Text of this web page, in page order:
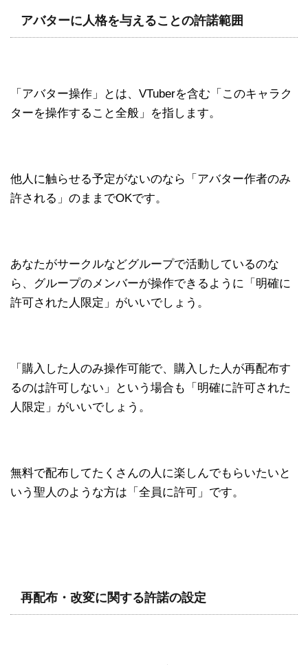
アバターに人格を与えることの許諾範囲
「アバター操作」とは、VTuberを含む「このキャラク
ターを操作すること全般」を指します。
他人に触らせる予定がないのなら「アバター作者のみ
許される」のままでOKです。
あなたがサークルなどグループで活動しているのな
ら、グループのメンバーが操作できるように「明確に
許可された人限定」がいいでしょう。
「購入した人のみ操作可能で、購入した人が再配布す
るのは許可しない」という場合も「明確に許可された
人限定」がいいでしょう。
無料で配布してたくさんの人に楽しんでもらいたいと
いう聖人のような方は「全員に許可」です。
再配布・改変に関する許諾の設定